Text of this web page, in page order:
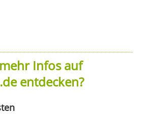
Infos auf
entdecken?